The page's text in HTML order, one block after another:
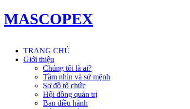
MASCOPEX
TRANG CHỦ
Giới thiệu
Chúng tôi là ai?
Tầm nhìn và sứ mệnh
Sơ đồ tổ chức
Hội đồng quản trị
Ban điều hành